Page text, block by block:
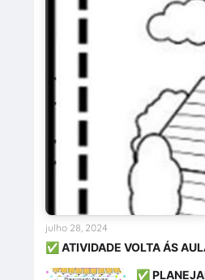
✅ ATIVIDADE VOLTA ÁS
julho 28, 2024
✅